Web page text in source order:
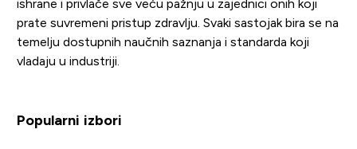
ishrane i privlače sve veću pažnju u zajednici onih koji
prate suvremeni pristup zdravlju. Svaki sastojak bira se na
temelju dostupnih naučnih saznanja i standarda koji
vladaju u industriji.
Popularni izbori